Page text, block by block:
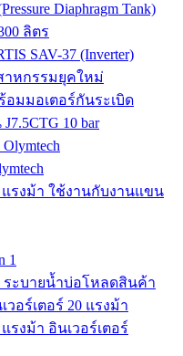
Diaphragm Tank)
ลิตร
SAV-37 (Inverter)
าหกรรมยุคใหม่
อมมอเตอร์กันระเบิด
10 bar
แรงม้า ใช้งานกับงานแขน
1
ระบายน้ำบ่อโหลดสินค้า
อร์เตอร์ 20 แรงม้า
รงม้า อินเวอร์เตอร์